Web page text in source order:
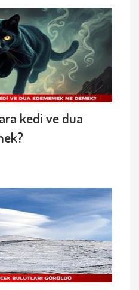
kedi ve dua